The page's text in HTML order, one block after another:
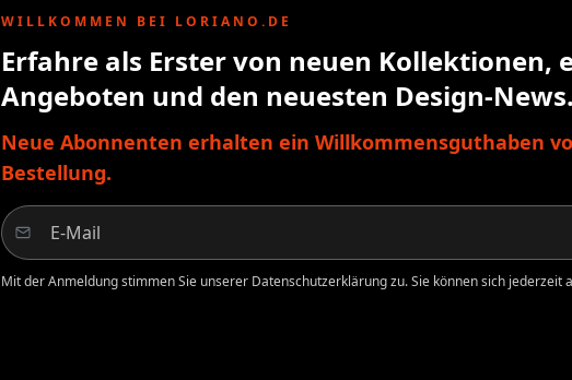
WILLKOMMEN BEI LORIANO.DE
Erfahre als Erster von neuen Kollektionen,
Angeboten und den neuesten Design-News.
Neue Abonnenten erhalten ein Willkommensguthaben
Bestellung.
Mit der Anmeldung stimmen Sie unserer Datenschutzerklärung zu. Sie können sich jederzeit